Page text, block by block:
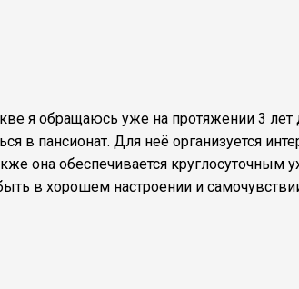
я обращаюсь уже на протяжении 3
в пансионат. Для неё организуется
она обеспечивается
в хорошем настроении и